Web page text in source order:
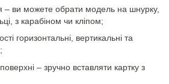
– ви можете обрати модель на шнурку,
з карабіном чи кліпом;
горизонтальні, вертикальні та
– зручно вставляти картку з